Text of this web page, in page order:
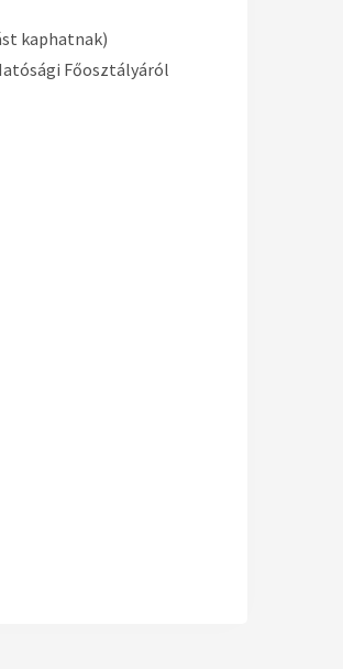
kaphatnak)
Főosztályáról